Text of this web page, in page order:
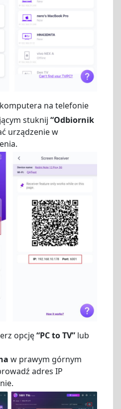
na telefonie
stuknij “Odbiornik
urządzenie w
opcję“PC to TV” lub
w prawym górnym
adres IP